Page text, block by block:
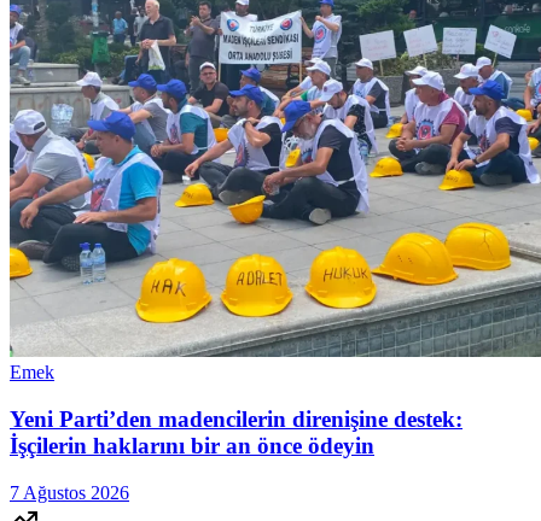
Emek
Yeni Parti’den madencilerin direnişine destek:
İşçilerin haklarını bir an önce ödeyin
7 Ağustos 2026